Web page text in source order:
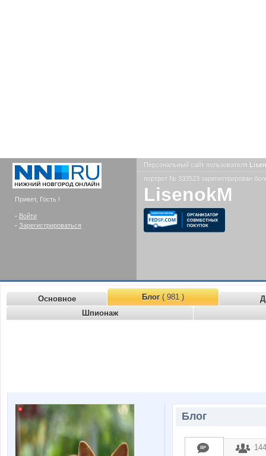
Привет, Гость !
- Войти
- Зарегистрироваться
Персональный сайт пользователя
портрет № 333523 зарегистрирован
LisenokM
Основное Блог( 981 )
Шпионаж
Блог